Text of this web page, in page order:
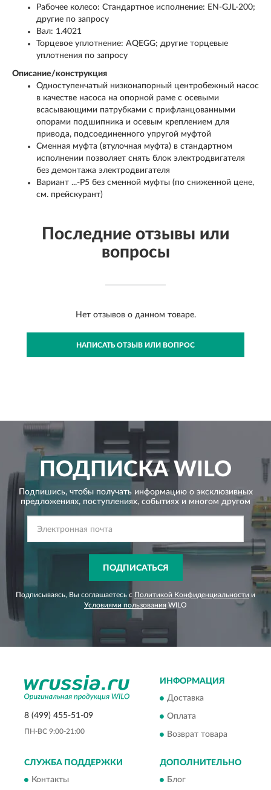
Рабочее колесо: Стандартное исполнение: EN-GJL-200;
другие по запросу
Вал: 1.4021
Торцевое уплотнение: AQEGG; другие торцевые
уплотнения по запросу
Описание/конструкция
Одноступенчатый низконапорный центробежный насос
в качестве насоса на опорной раме с осевыми
всасывающими патрубками с прифланцованными
опорами подшипника и осевым креплением для
привода, подсоединенного упругой муфтой
Сменная муфта (втулочная муфта) в стандартном
исполнении позволяет снять блок электродвигателя
без демонтажа электродвигателя
Вариант ...-P5 без сменной муфты (по сниженной цене,
см. прейскурант)
Последние отзывы или
вопросы
Нет отзывов о данном товаре.
НАПИСАТЬ ОТЗЫВ ИЛИ ВОПРОС
ПОДПИСКАWILO
Подпишись, чтобы получать информацию о эксклюзивных
предложениях, поступлениях, событиях и многом другом
ПОДПИСАТЬСЯ
Подписываясь, Вы соглашаетесь с Политикой Конфиденциальности и
Условиями пользования WILO
8 (499) 455-51-09
ПН-ВС 9:00-21:00
ИНФОРМАЦИЯ
Доставка
Оплата
Возврат товара
СЛУЖБА ПОДДЕРЖКИ
Контакты
ДОПОЛНИТЕЛЬНО
Блог